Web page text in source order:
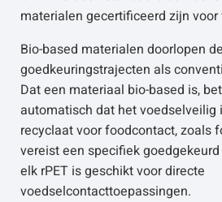
materialen gecertificeerd zijn
Bio-based materialen doorlopen
goedkeuringstrajecten als
Dat een materiaal bio-based is,
automatisch dat het voedselveilig
recyclaat voor foodcontact, zoals
vereist een specifiek
elk rPET is geschikt voor directe
voedselcontacttoepassingen.